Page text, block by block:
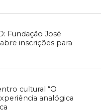
Fundação José
inscrições para
cultural “O
analógica